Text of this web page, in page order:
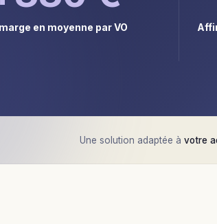
marge en moyenne par VO
Une solution adaptée à votre